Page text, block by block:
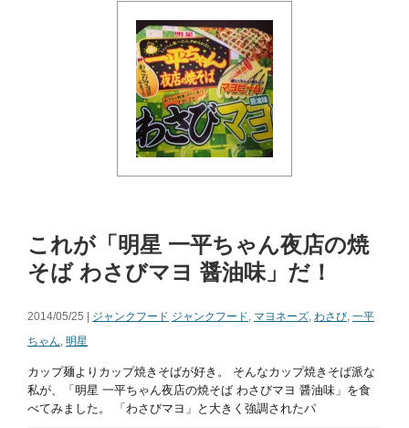
これが「明星 一平ちゃん夜店の焼
そば わさびマヨ 醤油味」だ！
2014/05/25 | ジャンクフード ジャンクフード, マヨネーズ, わさび, 一平
ちゃん, 明星
カップ麺よりカップ焼きそばが好き。 そんなカップ焼きそば派な
私が、「明星 一平ちゃん夜店の焼そば わさびマヨ 醤油味」を食
べてみました。 「わさびマヨ」と大きく強調されたパ